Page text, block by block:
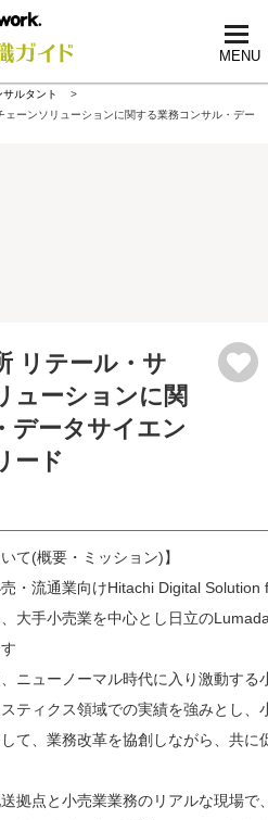
MENU
ルタント
ーンソリューションに関する業務コンサル・デー
リテール・サ
ューションに関
データサイエン
ード
て(概要・ミッション)】
・流通業向けHitachi Digital Solution
大手小売業を中心とし日立の
ニューノーマル時代に入り激動する
ティクス領域での実績を強みとし、
て、業務改革を協創しながら、共に
拠点と小売業業務のリアルな現場で